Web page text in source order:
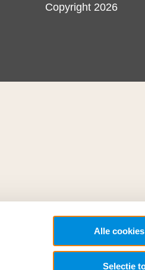
Alle
Selectie
Copyright 2026